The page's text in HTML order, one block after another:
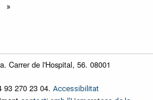
Carrer de l'Hospital, 56. 08001
93 270 23 04. Accessibilitat